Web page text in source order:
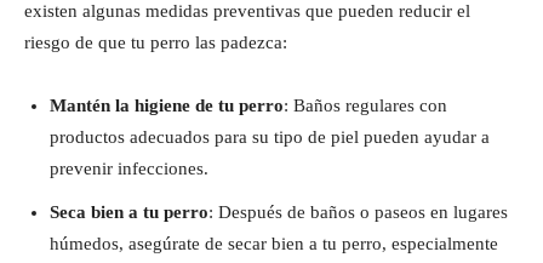
existen algunas medidas preventivas que pueden reducir el
riesgo de que tu perro las padezca:
Mantén la higiene de tu perro: Baños regulares con
productos adecuados para su tipo de piel pueden ayudar a
prevenir infecciones.
Seca bien a tu perro: Después de baños o paseos en lugares
húmedos, asegúrate de secar bien a tu perro, especialmente